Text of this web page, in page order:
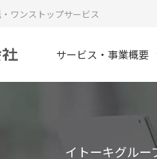
ワンストップサービス
サービス・事業概要
イトーキグルー